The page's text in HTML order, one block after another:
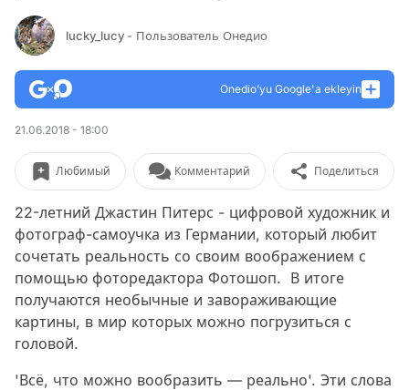
lucky_lucy - Пользователь Онедио
Onedio’yu Google'a ekleyin
21.06.2018 - 18:00
Любимый Комментарий Поделиться
22-летний Джастин Питерс - цифровой художник и
фотограф-самоучка из Германии, который любит
сочетать реальность со своим воображением с
помощью фоторедактора Фотошоп. В итоге
получаются необычные и завораживающие
картины, в мир которых можно погрузиться с
головой.
'Всё, что можно вообразить — реально'. Эти слова